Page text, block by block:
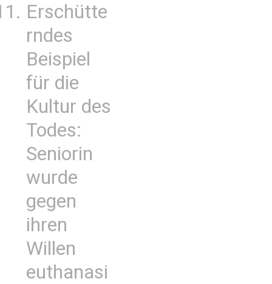
Erschütte
rndes
Beispiel
für die
Kultur des
Todes:
Seniorin
wurde
gegen
ihren
Willen
euthanasi